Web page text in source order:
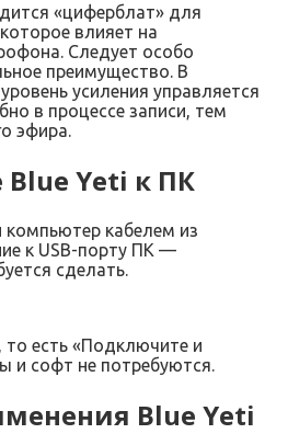
«циферблат» для
влияет на
Следует особо
преимущество. В
усиления управляется
в процессе записи, тем
эфира.
Yeti к ПК
кабелем из
к USB-порту ПК —
сделать.
то есть «Подключите и
и софт не потребуются.
Blue Yeti